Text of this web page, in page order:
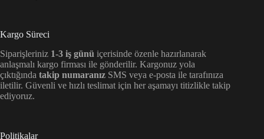
Kargo Süreci
Siparişleriniz 1-3 iş günü içerisinde özenle hazırlanarak
anlaşmalı kargo firması ile gönderilir. Kargonuz yola
çıktığında takip numaranız SMS veya e-posta ile tarafınıza
iletilir. Güvenli ve hızlı teslimat için her aşamayı titizlikle takip
ediyoruz.
Politikalar